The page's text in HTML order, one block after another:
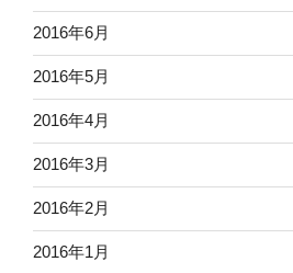
2016年6月
2016年5月
2016年4月
2016年3月
2016年2月
2016年1月